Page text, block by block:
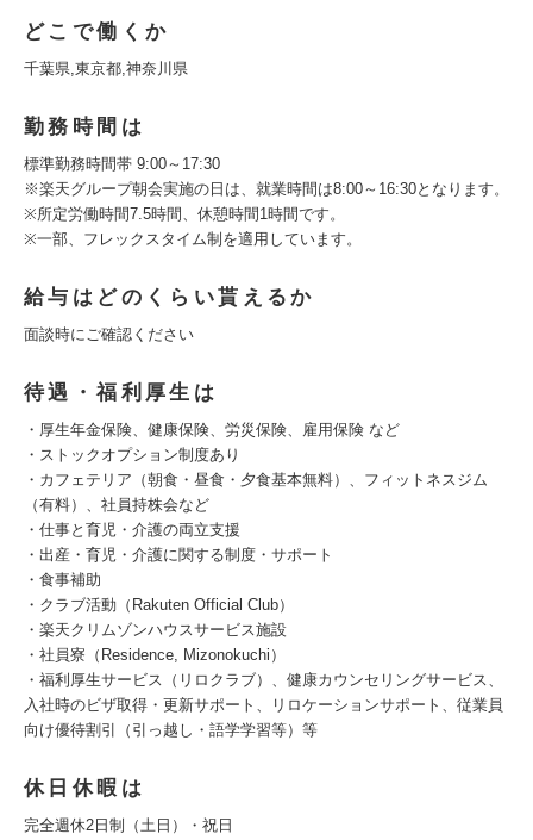
どこで働くか
千葉県,東京都,神奈川県
勤務時間は
標準勤務時間帯 9:00～17:30
※楽天グループ朝会実施の日は、就業時間は8:00～16:30となります。
※所定労働時間7.5時間、休憩時間1時間です。
※一部、フレックスタイム制を適用しています。
給与はどのくらい貰えるか
面談時にご確認ください
待遇・福利厚生は
・厚生年金保険、健康保険、労災保険、雇用保険 など
・ストックオプション制度あり
・カフェテリア（朝食・昼食・夕食基本無料）、フィットネスジム
（有料）、社員持株会など
・仕事と育児・介護の両立支援
・出産・育児・介護に関する制度・サポート
・食事補助
・クラブ活動（Rakuten Official Club）
・楽天クリムゾンハウスサービス施設
・社員寮（Residence, Mizonokuchi）
・福利厚生サービス（リロクラブ）、健康カウンセリングサービス、
入社時のビザ取得・更新サポート、リロケーションサポート、従業員
向け優待割引（引っ越し・語学学習等）等
休日休暇は
完全週休2日制（土日）・祝日